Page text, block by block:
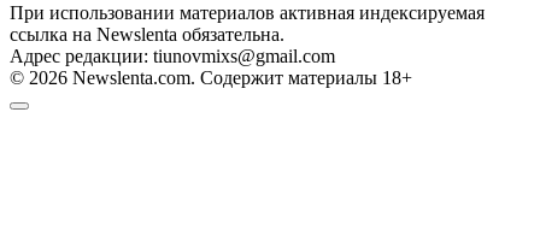
При использовании материалов активная индексируемая
ссылка на Newslenta обязательна.
Адрес редакции: tiunovmixs@gmail.com
© 2026 Newslenta.com. Содержит материалы 18+